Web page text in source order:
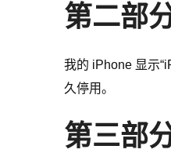
第二部
我的 iPhone 显示
久停用。
第三部